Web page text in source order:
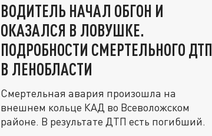
ВОДИТЕЛЬ НАЧАЛ ОБГОН И
ОКАЗАЛСЯ В ЛОВУШКЕ.
ПОДРОБНОСТИ СМЕРТЕЛЬНОГО ДТП
В ЛЕНОБЛАСТИ
Смертельная авария произошла на
внешнем кольце КАД во Всеволожском
районе. В результате ДТП есть погибший.